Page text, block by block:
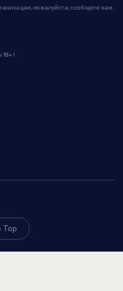
пожалуйста, сообщите нам.
18+!
Top